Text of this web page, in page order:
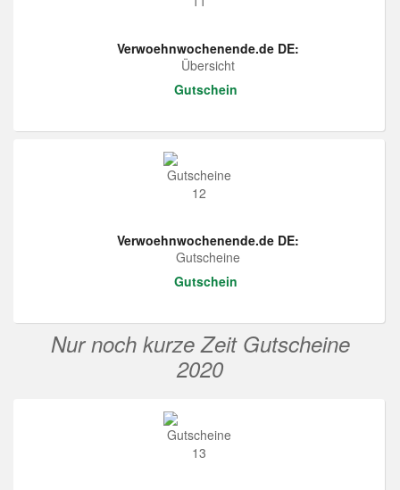
Verwoehnwochenende.de DE:
Übersicht
Gutschein
Verwoehnwochenende.de DE:
Gutscheine
Gutschein
Nur noch kurze Zeit Gutscheine
2020